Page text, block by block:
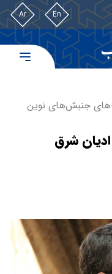
En
Ar
جنبش‌های نوین
شرق